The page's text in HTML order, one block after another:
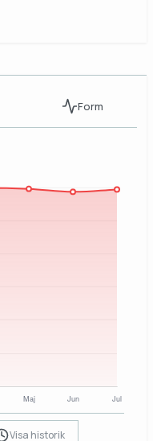
Form
Visa historik